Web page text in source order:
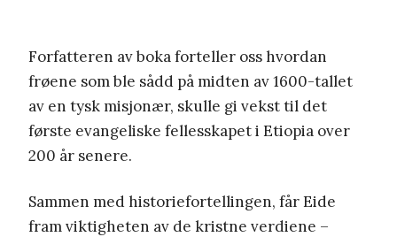
Forfatteren av boka forteller oss hvordan
frøene som ble sådd på midten av 1600-tallet
av en tysk misjonær, skulle gi vekst til det
første evangeliske fellesskapet i Etiopia over
200 år senere.
Sammen med historiefortellingen, får Eide
fram viktigheten av de kristne verdiene –